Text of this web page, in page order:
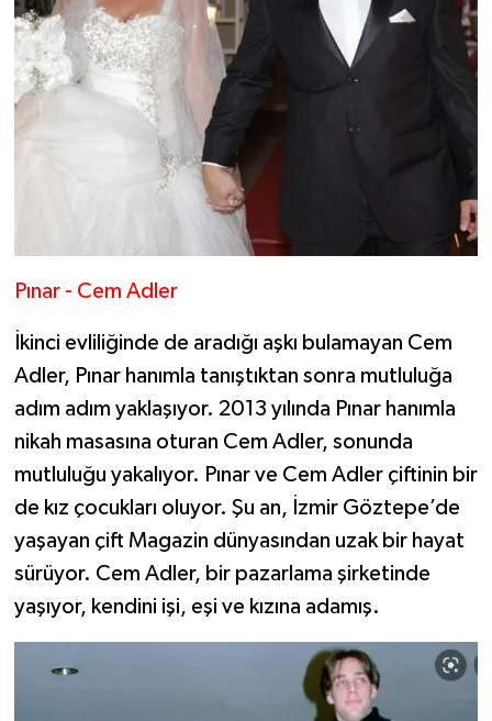
Pınar - Cem Adler
İkinci evliliğinde de aradığı aşkı bulamayan Cem
Adler, Pınar hanımla tanıştıktan sonra mutluluğa
adım adım yaklaşıyor. 2013 yılında Pınar hanımla
nikah masasına oturan Cem Adler, sonunda
mutluluğu yakalıyor. Pınar ve Cem Adler çiftinin bir
de kız çocukları oluyor. Şu an, İzmir Göztepe’de
yaşayan çift Magazin dünyasından uzak bir hayat
sürüyor. Cem Adler, bir pazarlama şirketinde
yaşıyor, kendini işi, eşi ve kızına adamış.